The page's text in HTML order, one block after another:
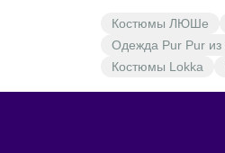
Костюмы ЛЮШе
Одежда Pur Pur из
Костюмы Lokka